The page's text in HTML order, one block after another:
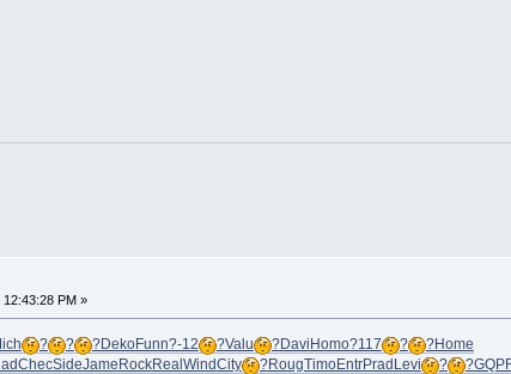
PM »
? ? ?DekoFunn?-12 ?Valu ?DaviHomo?117 ? ?Home
ChecSideJameRockRealWindCity ?RougTimoEntrPradLevi ? ?